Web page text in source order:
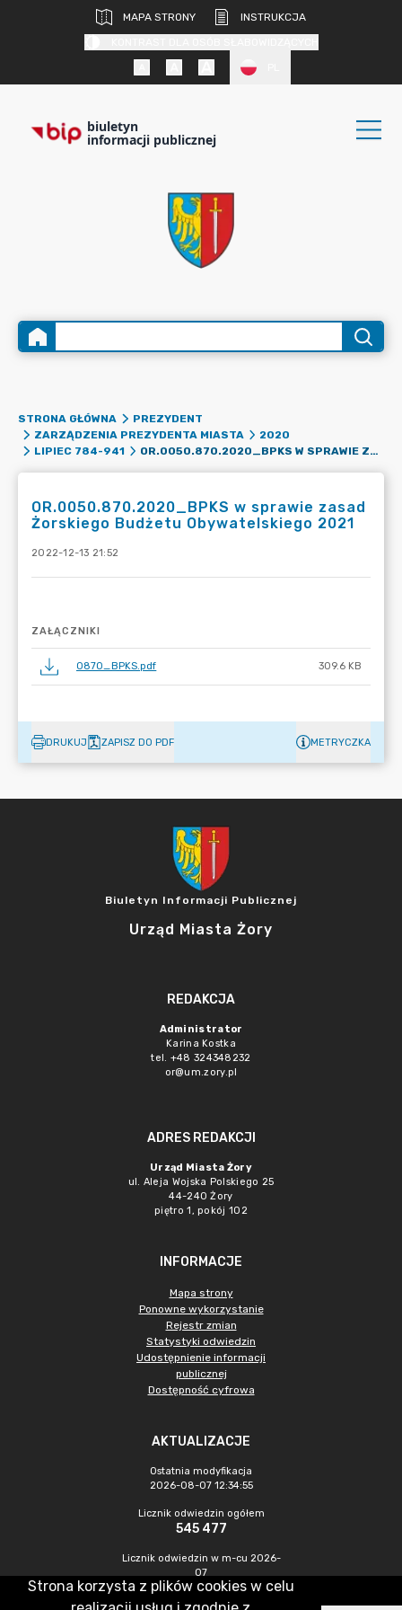
MAPA STRONY
INSTRUKCJA
biuletyn
informacji publicznej
STRONA GŁÓWNA
PREZYDENT
ZARZĄDZENIA PREZYDENTA MIASTA
2020
LIPIEC 784-941
OR.0050.870.2020_BPKS W SPRAWIE ZASAD ŻORSKIEGO BUDŻETU OBYWATELSKIEGO 2021
OR.0050.870.2020_BPKS w sprawie zasad
Żorskiego Budżetu Obywatelskiego 2021
2022-12-13 21:52
ZAŁĄCZNIKI
0870_BPKS.pdf 309.6 KB
DRUKUJ ZAPISZ DO PDF METRYCZKA
Biuletyn Informacji Publicznej
Urząd Miasta Żory
REDAKCJA
Administrator
Karina Kostka
tel. +48 324348232
or@um.zory.pl
ADRES REDAKCJI
Urząd Miasta Żory
ul. Aleja Wojska Polskiego 25
44-240 Żory
piętro 1, pokój 102
INFORMACJE
Mapa strony
Ponowne wykorzystanie
Rejestr zmian
Statystyki odwiedzin
Udostępnienie informacji
publicznej
Dostępność cyfrowa
AKTUALIZACJE
Ostatnia modyfikacja
2026-08-07 12:34:55
Licznik odwiedzin ogółem
545 477
Licznik odwiedzin w m-cu 2026-
07
1 493
Strona korzysta z plików cookies w celu